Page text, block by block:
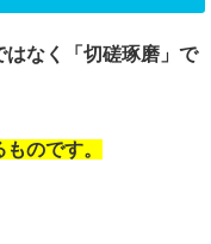
はなく「切磋琢磨」で
のです。